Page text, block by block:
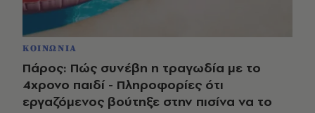
ΚΟΙΝΩΝΙΑ
Πάρος: Πώς συνέβη η τραγωδία με το
4χρονο παιδί - Πληροφορίες ότι
εργαζόμενος βούτηξε στην πισίνα να το